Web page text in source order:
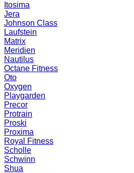
Itosima
Jera
Johnson Class
Laufstein
Matrix
Meridien
Nautilus
Octane Fitness
Oto
Oxygen
Playgarden
Precor
Protrain
Proski
Proxima
Royal Fitness
Scholle
Schwinn
Shua